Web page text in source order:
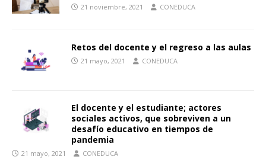
21 noviembre, 2021 CONEDUCA
Retos del docente y el regreso a las aulas
21 mayo, 2021 CONEDUCA
El docente y el estudiante; actores
sociales activos, que sobreviven a un
desafío educativo en tiempos de
pandemia
21 mayo, 2021 CONEDUCA